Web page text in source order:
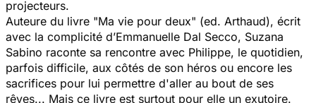
projecteurs.
Auteure du livre "Ma vie pour deux" (ed. Arthaud), écrit
avec la complicité d’Emmanuelle Dal Secco, Suzana
Sabino raconte sa rencontre avec Philippe, le quotidien,
parfois difficile, aux côtés de son héros ou encore les
sacrifices pour lui permettre d'aller au bout de ses
rêves... Mais ce livre est surtout pour elle un exutoire.